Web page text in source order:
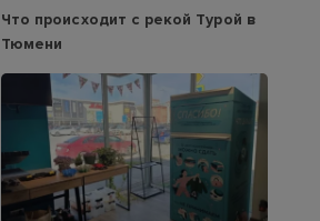
Что происходит с рекой Турой в
Тюмени